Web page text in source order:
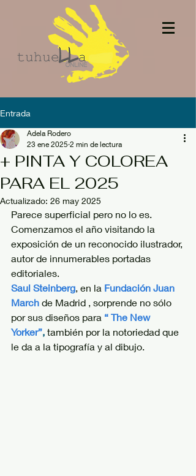
Entrada
+ PINTA Y COLOREA
PARA EL 2025
Adela Rodero
23 ene 2025 2 min de lectura
Actualizado: 26 may 2025
Parece superficial pero no lo es.
Comenzamos el año visitando la
exposición de un reconocido ilustrador,
autor de innumerables portadas
editoriales.
Saul Steinberg, en la Fundación Juan
March de Madrid , sorprende no sólo
por sus diseños para “ The New
Yorker”, también por la notoriedad que
le da a la tipografía y al dibujo.